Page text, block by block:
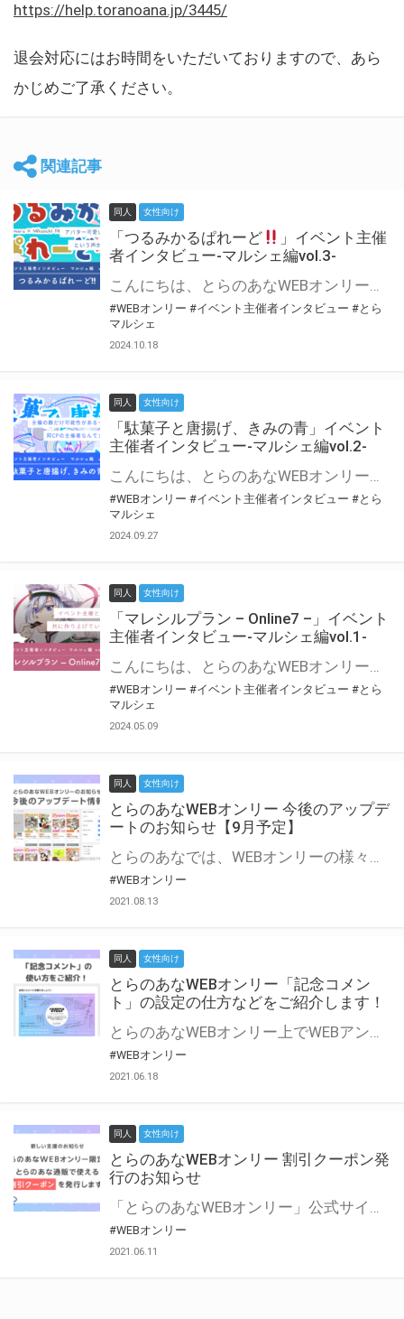
https://help.toranoana.jp/3445/
退会対応にはお時間をいただいておりますので、あら
かじめご了承ください。
関連記事
同人 女性向け
「つるみかるぱれーど
」イベント主催
者インタビュー-マルシェ編vol.3-
こんにちは、とらのあなWEBオンリー運営スタッフです。 新たにお届けする、イベント主催者インタビュー-マルシェ編-は、 とらのあなWEBオンリー「マルシェ」をご利用した主催様に 「マルシェ」を使って開催した感想や心がけをお聞きする企画です。 今回は、WEBオンリー初開催「つるみかるぱれーど
#WEBオンリー #イベント主催者インタビュー #とら
マルシェ
2024.10.18
同人 女性向け
「駄菓子と唐揚げ、きみの青」イベント
主催者インタビュー-マルシェ編vol.2-
こんにちは、とらのあなWEBオンリー運営スタッフです。 新たにお届けする、イベント主催者インタビュー-マルシェ編-は、 とらのあなWEBオンリー「マルシェ」をご利用の主催様に 「マルシェ」を使ってイベントを開催した感想や心がけをお聞きする企画です。 今回は、WEBオンリー初開催「駄菓子と唐揚げ、きみの青」より、 主催のぎこ六屋様にお話を伺いました。 協力：ぎこ六屋様／イベント公式Twitter（@krkgwks） とらのあなWEBオンリー「マルシェ」とは？ WEBオンリーでリアルタイムでコミュニケーションがとれるオンライン会場です。
#WEBオンリー #イベント主催者インタビュー #とら
マルシェ
2024.09.27
同人 女性向け
「マレシルプラン – Online7 –」イベント
主催者インタビュー-マルシェ編vol.1-
こんにちは、とらのあなWEBオンリー運営スタッフです。 新たにお届けする、イベント主催者インタビュー-マルシェ編-は、 とらのあなWEBオンリー「マルシェ」をご利用した主催様に 「マルシェ」を使って開催した感想や心がけをお聞きする企画です。 今回は、WEBオンリー開催7回目迎えた「マレシルプラン – Online7 –」より、 主催の玉川うた様にお話を伺いました。 ▼マレシルプランのインタビュー前回記事 「イベント主催者インタビュー vol.6」はこちら 協力：玉川うた様（マレシルプラン実行委員会 代表）／イベント公式Twitter（@mallesil_plan） とらのあなWEBオンリー「マルシェ」とは？ WEBオンリーでリアルタイムでコミュニケーションがとれるオンライン会場です。
#WEBオンリー #イベント主催者インタビュー #とら
マルシェ
2024.05.09
同人 女性向け
とらのあなWEBオンリー 今後のアップデ
ートのお知らせ【9月予定】
とらのあなでは、WEBオンリーの様々な支援を実施しています。 今回は2021年9月に実装を予定しているアップデート情報についてご紹介いたします。 とらのあなWEBオンリーサイトはこちら
#WEBオンリー
2021.08.13
同人 女性向け
とらのあなWEBオンリー「記念コメン
ト」の設定の仕方などをご紹介します！
とらのあなWEBオンリー上でWEBアンソロジーが作成できる「記念コメント」について、その使い方や作成手順を解説します！ 支援タイプを「サークル参加型」「サークル参加型・マルシェ(イベント会場)機能付き」でお申し込みいただいている主催者様はぜひご活用ください♪ とらのあなWEBオンリーサイトはこちら
#WEBオンリー
2021.06.18
同人 女性向け
とらのあなWEBオンリー 割引クーポン発
行のお知らせ
「とらのあなWEBオンリー」公式サイトでとらのあな通販の「割引クーポン」を配布中！ イベントごとに開催当日限定で使える割引クーポンのシリアルコードを発行します。 とらのあなWEBオンリーのページをチェックして、イベント当日にお得にお買い物を楽しみましょう♪ ※本キャンペーンは予告なく終了する場合がございます。 とらのあなWEBオンリーサイトはこちら
#WEBオンリー
2021.06.11